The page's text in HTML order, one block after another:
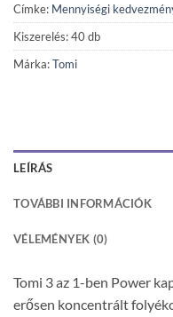
Címke: Mennyiségi
Kiszerelés: 40 db
Márka:Tomi
LEÍRÁS
TOVÁBBI INFORMÁCIÓK
VÉLEMÉNYEK (0)
Tomi 3 az 1-ben Power
erősen koncentrált